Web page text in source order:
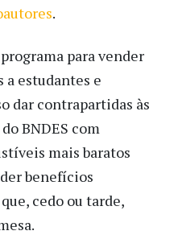
.
para vender
a estudantes e
dar contrapartidas às
BNDES com
mais baratos
benefícios
cedo ou tarde,